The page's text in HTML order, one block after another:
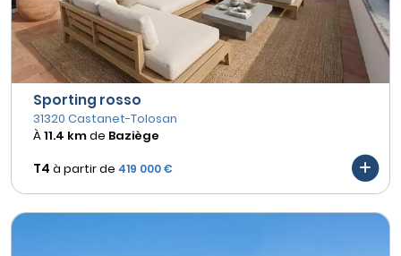
Sporting rosso
31320 Castanet-Tolosan
À11.4 kmde Baziège
T4 à partir de 419 000 €